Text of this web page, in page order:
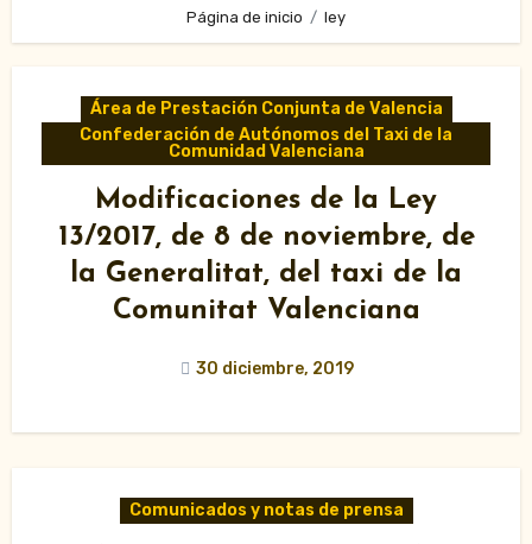
Página de inicio ley
Área de Prestación Conjunta de Valencia
Confederación de Autónomos del Taxi de la
Comunidad Valenciana
Modificaciones de la Ley
13/2017, de 8 de noviembre, de
la Generalitat, del taxi de la
Comunitat Valenciana
30 diciembre, 2019
Comunicados y notas de prensa